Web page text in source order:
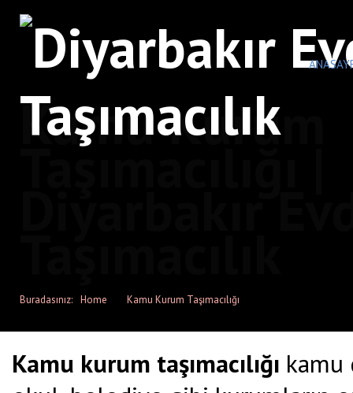
Kamu Kurum
Taşımacılığı |
Buradasınız: Home Kamu Kurum Taşımacılığı
Kamu kurum taşımacılığı kamu